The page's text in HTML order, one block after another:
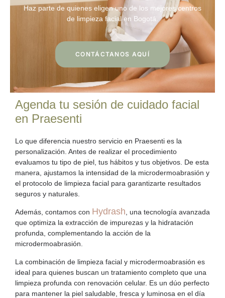
Haz parte de quienes eligen uno de los mejores centros
de limpieza facial en Bogotá.
CONTÁCTANOS AQUÍ
Agenda tu sesión de cuidado facial
en Praesenti
Lo que diferencia nuestro servicio en Praesenti es la
personalización . Antes de realizar el procedimiento
evaluamos tu tipo de piel, tus hábitos y tus objetivos. De esta
manera, ajustamos la intensidad de la microdermoabrasión y
el protocolo de limpieza facial para garantizarte resultados
seguros y naturales.
Además, contamos con Hydrash, una tecnología avanzada
que optimiza la extracción de impurezas y la hidratación
profunda, complementando la acción de la
microdermoabrasión.
La combinación de limpieza facial y microdermoabrasión es
ideal para quienes buscan un tratamiento completo que una
limpieza profunda con renovación celular. Es un dúo perfecto
para mantener la piel saludable, fresca y luminosa en el día